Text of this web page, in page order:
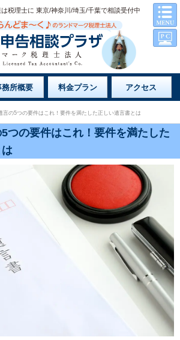
税理士に 東京/神奈川/埼玉/千葉で相談受付中
務所概要 料金プラン アクセス
言の5つの要件はこれ！要件を満たした正しい遺言書とは
つの要件はこれ！要件を満たした